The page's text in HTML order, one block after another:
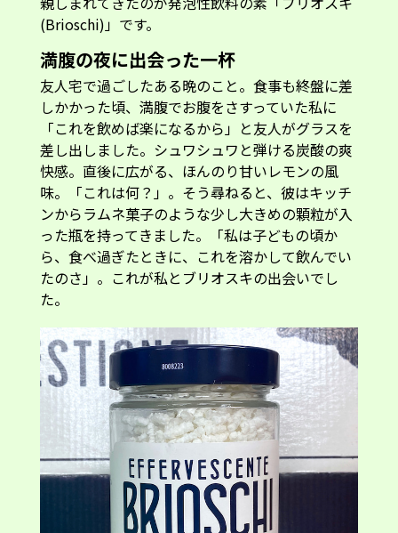
(Brioschi)」です。
満腹の夜に出会った一杯
友人宅で過ごしたある晩のこと。食事も終盤に差
しかかった頃、満腹でお腹をさすっていた私に
「これを飲めば楽になるから」と友人がグラスを
差し出しました。シュワシュワと弾ける炭酸の爽
快感。直後に広がる、ほんのり甘いレモンの風
味。「これは何？」。そう尋ねると、彼はキッチ
ンからラムネ菓子のような少し大きめの顆粒が入
った瓶を持ってきました。「私は子どもの頃か
ら、食べ過ぎたときに、これを溶かして飲んでい
たのさ」。これが私とブリオスキの出会いでし
た。